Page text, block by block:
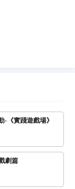
-《實踐遊戲場》
劇篇